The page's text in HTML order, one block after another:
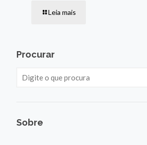
Leia mais
Procurar
Sobre